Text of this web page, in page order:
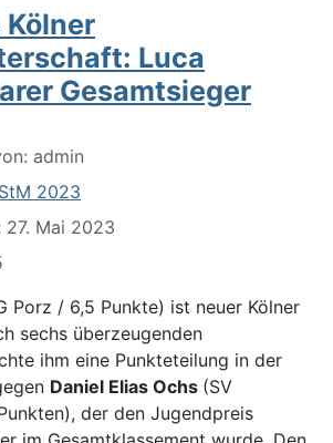
Luca
Gesamtsieger
admin
2023
Mai 2023
Porz / 6,5 Punkte) ist neuer Kölner
sechs überzeugenden
ihm eine Punkteteilung in der
Daniel Elias Ochs (SV
der den Jugendpreis